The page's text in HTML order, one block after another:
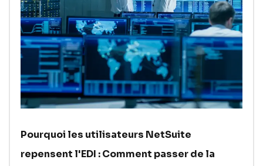
Pourquoi les utilisateurs NetSuite
repensent l'EDI : Comment passer de la